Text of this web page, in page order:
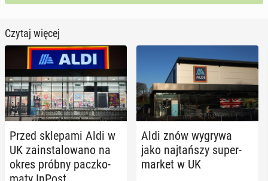
Czytaj więcej
Przed skle­pa­mi Aldi w
UK za­in­sta­lo­wa­no na
okres próbny pacz­ko­
Aldi znów wygrywa
jako naj­tań­szy su­per­
mar­ket w UK